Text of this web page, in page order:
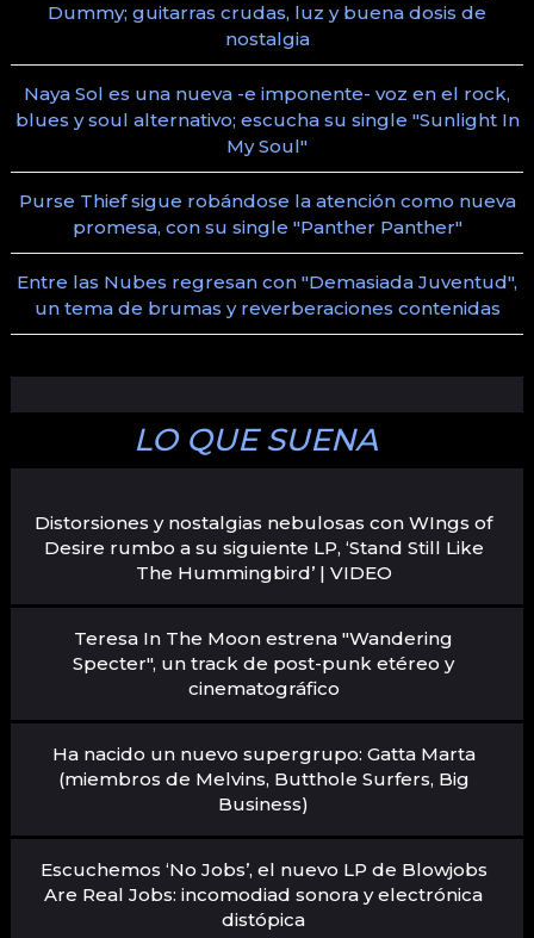
Dummy; guitarras crudas, luz y buena dosis de
nostalgia
Naya Sol es una nueva -e imponente- voz en el rock,
blues y soul alternativo; escucha su single "Sunlight In
My Soul"
Purse Thief sigue robándose la atención como nueva
promesa, con su single "Panther Panther"
Entre las Nubes regresan con "Demasiada Juventud",
un tema de brumas y reverberaciones contenidas
LO QUE SUENA
Distorsiones y nostalgias nebulosas con WIngs of
Desire rumbo a su siguiente LP, ‘Stand Still Like
The Hummingbird’ | VIDEO
Teresa In The Moon estrena "Wandering
Specter", un track de post-punk etéreo y
cinematográfico
Ha nacido un nuevo supergrupo: Gatta Marta
(miembros de Melvins, Butthole Surfers, Big
Business)
Escuchemos ‘No Jobs’, el nuevo LP de Blowjobs
Are Real Jobs: incomodiad sonora y electrónica
distópica